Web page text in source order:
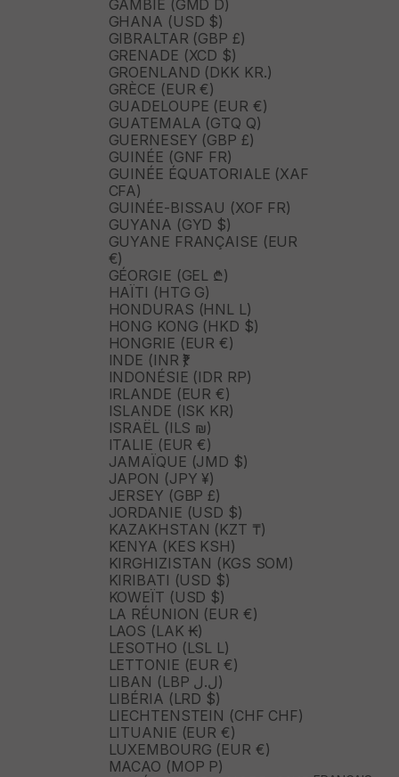
GAMBIE (GMD D)
GHANA (USD $)
GIBRALTAR (GBP £)
GRENADE (XCD $)
GROENLAND (DKK KR.)
GRÈCE (EUR €)
GUADELOUPE (EUR €)
GUATEMALA (GTQ Q)
GUERNESEY (GBP £)
GUINÉE (GNF FR)
GUINÉE ÉQUATORIALE (XAF
CFA)
GUINÉE-BISSAU (XOF FR)
GUYANA (GYD $)
GUYANE FRANÇAISE (EUR
€)
GÉORGIE (GEL ₾)
HAÏTI (HTG G)
HONDURAS (HNL L)
HONG KONG (HKD $)
HONGRIE (EUR €)
INDE (INR ₹)
INDONÉSIE (IDR RP)
IRLANDE (EUR €)
ISLANDE (ISK KR)
ISRAËL (ILS ₪)
ITALIE (EUR €)
JAMAÏQUE (JMD $)
JAPON (JPY ¥)
JERSEY (GBP £)
JORDANIE (USD $)
KAZAKHSTAN (KZT ₸)
KENYA (KES KSH)
KIRGHIZISTAN (KGS SOM)
KIRIBATI (USD $)
KOWEÏT (USD $)
LA RÉUNION (EUR €)
LAOS (LAK ₭)
LESOTHO (LSL L)
LETTONIE (EUR €)
LIBAN (LBP ل.ل)
LIBÉRIA (LRD $)
LIECHTENSTEIN (CHF CHF)
LITUANIE (EUR €)
LUXEMBOURG (EUR €)
MACAO (MOP P)